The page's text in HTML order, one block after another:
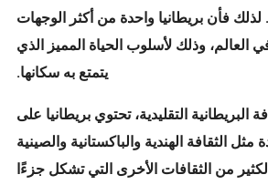
لذلك فأن بريطانيا واحدة من أكثر الوجهات
العالم، وذلك لأسلوب الحياة المميز الذي
يتمتع به سكانها.
البريطانية التقليدية، تحتوي بريطانيا على
مثل الثقافة الهندية والباكستانية والصينية
من الثقافات الأخرى التي تشكل جزءًا